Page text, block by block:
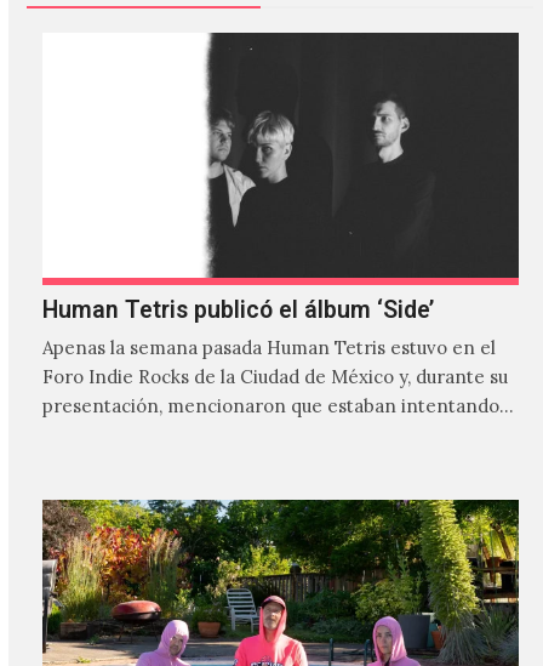
Human Tetris publicó el álbum ‘Side’
Apenas la semana pasada Human Tetris estuvo en el
Foro Indie Rocks de la Ciudad de México y, durante su
presentación, mencionaron que estaban intentando…